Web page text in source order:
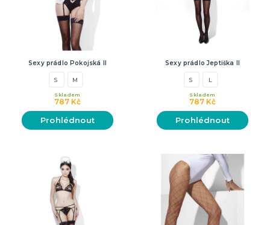
Sexy prádlo Pokojská II
S M
787 Kč
Skladem
Prohlédnout
Sexy prádlo Jeptiška II
S L
787 Kč
Skladem
Prohlédnout